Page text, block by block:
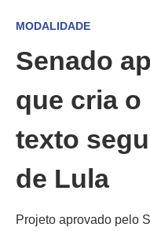
MODALIDADE
Senado
que cria o
texto
de Lula
Projeto aprovado pelo